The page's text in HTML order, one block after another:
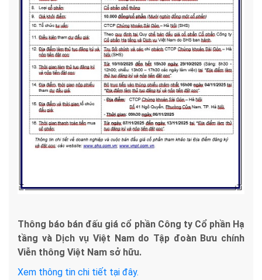
Thông báo bán đấu giá cổ phần Công ty Cổ phần Hạ
tầng và Dịch vụ Việt Nam do Tập đoàn Bưu chính
Viễn thông Việt Nam sở hữu.
Xem thông tin chi tiết tại đây.